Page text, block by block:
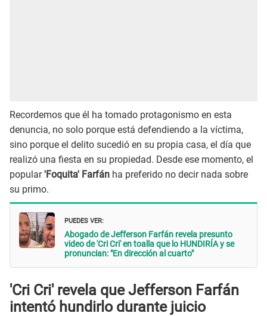
Recordemos que él ha tomado protagonismo en esta
denuncia, no solo porque está defendiendo a la víctima,
sino porque el delito sucedió en su propia casa, el día que
realizó una fiesta en su propiedad. Desde ese momento, el
popular'Foquita' Farfán ha preferido no decir nada sobre
su primo.
PUEDES VER:
Abogado de Jefferson Farfán revela presunto
video de 'Cri Cri' en toalla que lo HUNDIRÍA y se
pronuncian: "En dirección al cuarto"
'Cri Cri' revela que Jefferson Farfán
intentó hundirlo durante juicio